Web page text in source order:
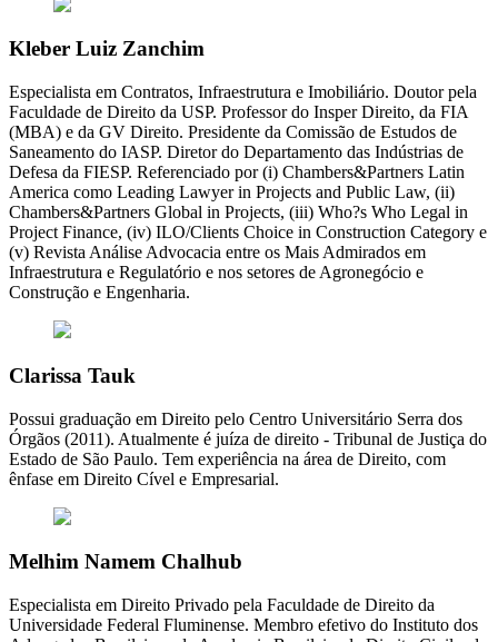
Kleber Luiz Zanchim
Especialista em Contratos, Infraestrutura e Imobiliário. Doutor pela
Faculdade de Direito da USP. Professor do Insper Direito, da FIA
(MBA) e da GV Direito. Presidente da Comissão de Estudos de
Saneamento do IASP. Diretor do Departamento das Indústrias de
Defesa da FIESP. Referenciado por (i) Chambers&Partners Latin
America como Leading Lawyer in Projects and Public Law, (ii)
Chambers&Partners Global in Projects, (iii) Who?s Who Legal in
Project Finance, (iv) ILO/Clients Choice in Construction Category e
(v) Revista Análise Advocacia entre os Mais Admirados em
Infraestrutura e Regulatório e nos setores de Agronegócio e
Construção e Engenharia.
Clarissa Tauk
Possui graduação em Direito pelo Centro Universitário Serra dos
Órgãos (2011). Atualmente é juíza de direito - Tribunal de Justiça do
Estado de São Paulo. Tem experiência na área de Direito, com
ênfase em Direito Cível e Empresarial.
Melhim Namem Chalhub
Especialista em Direito Privado pela Faculdade de Direito da
Universidade Federal Fluminense. Membro efetivo do Instituto dos